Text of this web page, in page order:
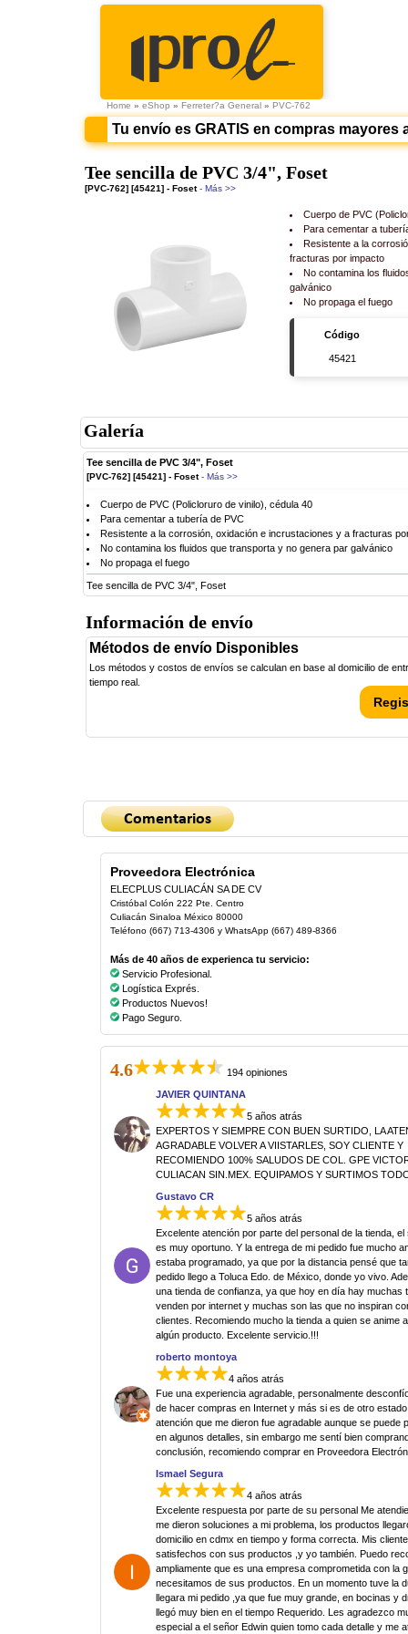
Home » eShop » Ferreter?a General » PVC-762
Tu envío es GRATIS en compras mayores
Tee sencilla de PVC 3/4", Foset
[PVC-762] [45421] - Foset- Más >>
Cuerpo de PVC
Para cementar a
Resistente a la
fracturas por impacto
No contamina los
galvánico
No propaga el fuego
Código
45421
Galería
Tee sencilla de PVC 3/4", Foset
[PVC-762] [45421] - Foset- Más >>
Cuerpo de PVC (Policloruro de vinilo), cédula 40
Para cementar a tubería de PVC
Resistente a la corrosión, oxidación e incrustaciones y a fracturas
No contamina los fluidos que transporta y no genera par galvánico
No propaga el fuego
Tee sencilla de PVC 3/4", Foset
Información de envío
Métodos de envío Disponibles
Los métodos y costos de envíos se calculan en base al domicilio de
tiempo real.
Proveedora Electrónica
ELECPLUS CULIACÁN SA DE CV
Cristóbal Colón 222 Pte. Centro
Culiacán Sinaloa México 80000
Teléfono (667) 713-4306 y WhatsApp (667) 489-8366
Más de 40 años de experienca tu servicio:
Servicio Profesional.
Logística Exprés.
Productos Nuevos!
Pago Seguro.
4.6
194 opiniones
JAVIER QUINTANA
5 años atrás
EXPERTOS Y SIEMPRE CON BUEN SURTIDO, LA
AGRADABLE VOLVER A VIISTARLES, SOY CLIENTE Y
RECOMIENDO 100% SALUDOS DE COL. GPE
CULIACAN SIN.MEX. EQUIPAMOS Y SURTIMOS
Gustavo CR
5 años atrás
Excelente atención por parte del personal de la tienda, el
es muy oportuno. Y la entrega de mi pedido fue mucho
estaba programado, ya que por la distancia pensé que
pedido llego a Toluca Edo. de México, donde yo vivo.
una tienda de confianza, ya que hoy en día hay muchas
venden por internet y muchas son las que no inspiran
clientes. Recomiendo mucho la tienda a quien se anime
algún producto. Excelente servicio.!!!
roberto montoya
4 años atrás
Fue una experiencia agradable, personalmente
de hacer compras en Internet y más si es de otro
atención que me dieron fue agradable aunque se puede
en algunos detalles, sin embargo me sentí bien
conclusión, recomiendo comprar en Proveedora
Ismael Segura
4 años atrás
Excelente respuesta por parte de su personal Me
me dieron soluciones a mi problema, los productos
domicilio en cdmx en tiempo y forma correcta. Mis
satisfechos con sus productos ,y yo también. Puedo
ampliamente que es una empresa comprometida con la
necesitamos de sus productos. En un momento tuve la
llegara mi pedido ,ya que fue muy grande, en bocinas y
llegó muy bien en el tiempo Requerido. Les agradezco
especial a el señor Edwin quien tomo cada detalle y me